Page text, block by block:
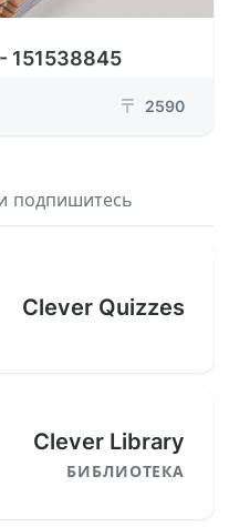
151538845
₸ 2590
подпишитесь
Clever Quizzes
Clever Library
БИБЛИОТЕКА